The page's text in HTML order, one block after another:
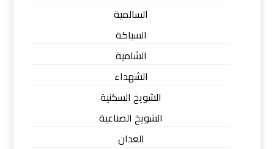
السالمية
السباكة
الشامية
الشهداء
الشويخ السكنية
الشويخ الصناعية
العدان